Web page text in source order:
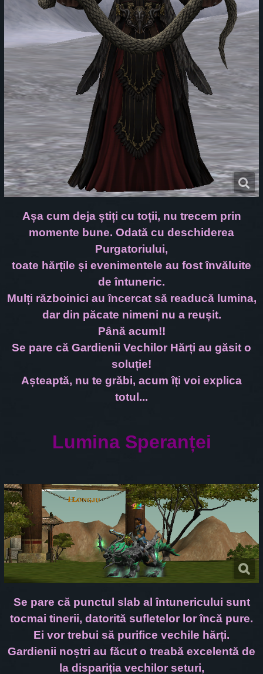
Așa cum deja știți cu toții, nu trecem prin
momente bune. Odată cu deschiderea
Purgatoriului,
toate hărțile și evenimentele au fost învăluite
de întuneric.
Mulți războinici au încercat să readucă lumina,
dar din păcate nimeni nu a reușit.
Până acum!!
Se pare că Gardienii Vechilor Hărți au găsit o
soluție!
Așteaptă, nu te grăbi, acum îți voi explica
totul...
Lumina Speranței
Se pare că punctul slab al întunericului sunt
tocmai tinerii, datorită sufletelor lor încă pure.
Ei vor trebui să purifice vechile hărți.
Gardienii noștri au făcut o treabă excelentă de
la dispariția vechilor seturi,